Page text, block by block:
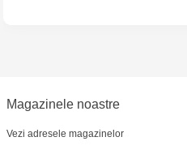
Magazinele noastre
Vezi adresele magazinelor